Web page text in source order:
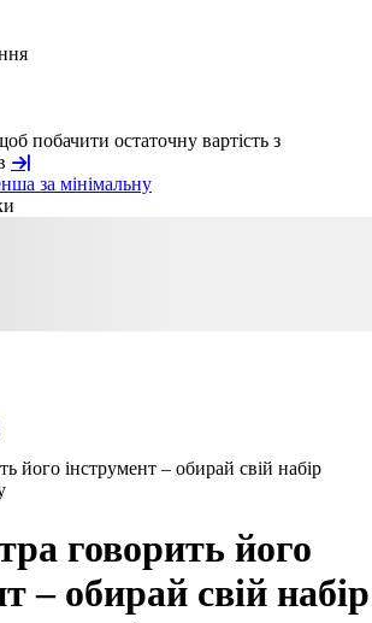
побачити остаточну вартість з
за мінімальну
його інструмент – обирай свій набір
говорить його
– обирай свій набір